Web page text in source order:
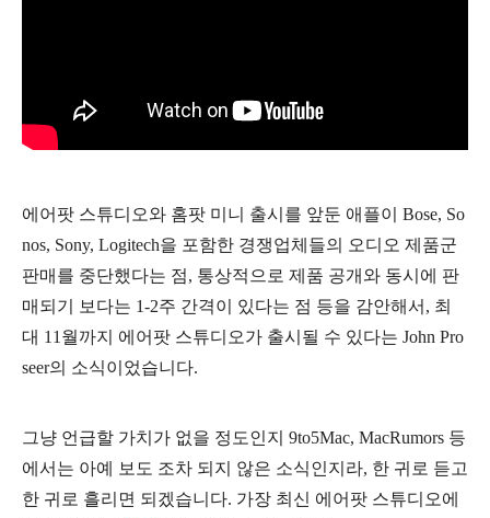
에어팟 스튜디오와 홈팟 미니 출시를 앞둔 애플이 Bose, So
nos, Sony, Logitech을 포함한 경쟁업체들의 오디오 제품군
판매를 중단했다는 점, 통상적으로 제품 공개와 동시에 판
매되기 보다는 1-2주 간격이 있다는 점 등을 감안해서, 최
대 11월까지 에어팟 스튜디오가 출시될 수 있다는 John Pro
seer의 소식이었습니다.
그냥 언급할 가치가 없을 정도인지 9to5Mac, MacRumors 등
에서는 아예 보도 조차 되지 않은 소식인지라, 한 귀로 듣고
한 귀로 흘리면 되겠습니다. 가장 최신 에어팟 스튜디오에